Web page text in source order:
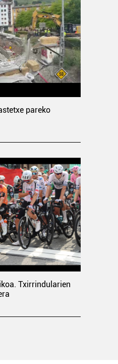
pareko
Txirrindularien